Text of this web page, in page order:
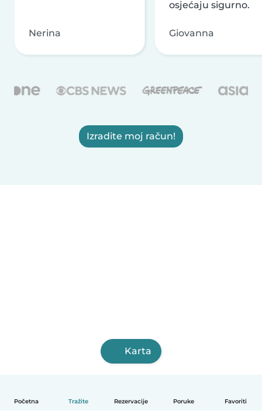
Početna Tražite Rezervacije Poruke Favoriti
Nerina
osjećaju sigurno.
Giovanna
Izradite moj račun!
Karta